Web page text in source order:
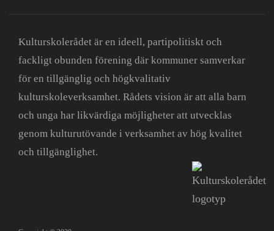
Kulturskolerådet är en ideell, partipolitiskt och
fackligt obunden förening där kommuner samverkar
för en tillgänglig och högkvalitativ
kulturskoleverksamhet. Rådets vision är att alla barn
och unga har likvärdiga möjligheter att utvecklas
genom kulturutövande i verksamhet av hög kvalitet
och tillgänglighet.